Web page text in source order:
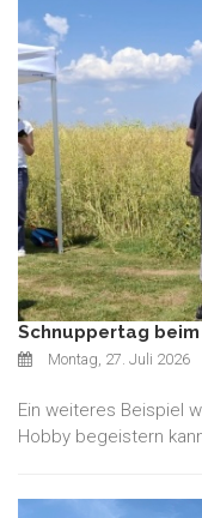
Schnuppertag
Montag, 27. Juli 2026
Ein weiteres Beispiel
Hobby begeistern